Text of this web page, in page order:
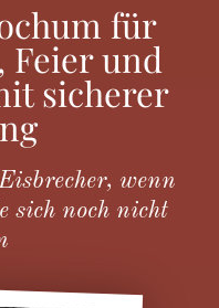
für
Feier und
sicherer
wenn
sich noch nicht